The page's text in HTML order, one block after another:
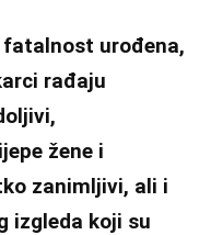
urođena,
rađaju
žene i
zanimljivi, ali i
izgleda koji su